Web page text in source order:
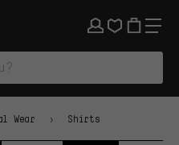
Wear Shirts